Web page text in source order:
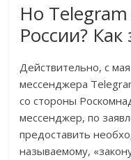
Но
России? Как
Действительно, с
мессенджера
со стороны
мессенджер, по
предоставить
называемому,